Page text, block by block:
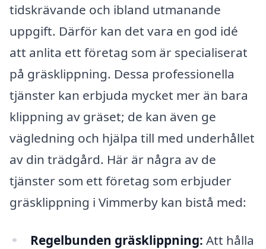
tidskrävande och ibland utmanande
uppgift. Därför kan det vara en god idé
att anlita ett företag som är specialiserat
på gräsklippning. Dessa professionella
tjänster kan erbjuda mycket mer än bara
klippning av gräset; de kan även ge
vägledning och hjälpa till med underhållet
av din trädgård. Här är några av de
tjänster som ett företag som erbjuder
gräsklippning i Vimmerby kan bistå med:
Regelbunden gräsklippning: Att hålla